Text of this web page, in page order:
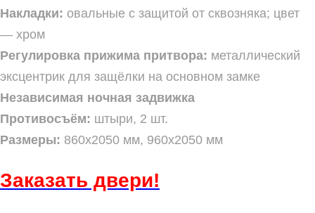
Накладки: овальные с защитой от сквозняка; цвет
— хром
Регулировка прижима притвора: металлический
эксцентрик для защёлки на основном замке
Независимая ночная задвижка
Противосъём: штыри, 2 шт.
Размеры: 860х2050 мм, 960х2050 мм
Заказать двери!